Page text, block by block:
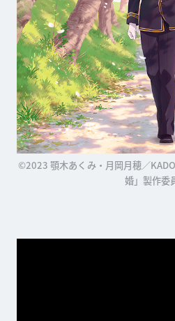
©2023 顎木あくみ・月岡月穂／
婚」製作委